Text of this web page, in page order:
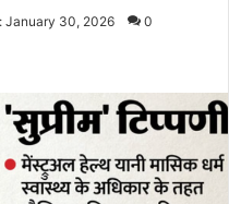
January 30, 2026 0